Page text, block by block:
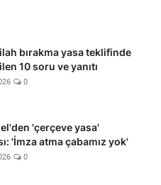
bırakma yasa teklifinde
10 soru ve yanıtı
0
'çerçeve yasa'
'İmza atma çabamız yok'
0